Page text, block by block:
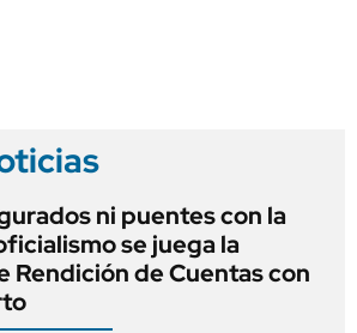
ni puentes con la
se juega la
Rendición de Cuentas con